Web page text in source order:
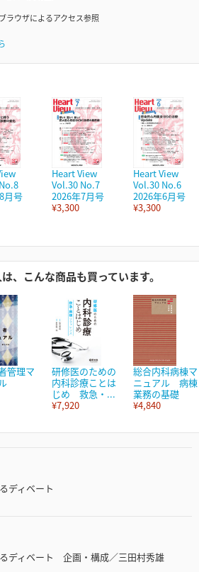
ラウザによるアクセス参照
月号
Heart View
Vol.30 No.7
2026年7月号
¥3,300
Heart View
Vol.30 No.6
2026年6月号
¥3,300
、こんな商品も買っています。
管理マ
研修医のための
内科診療ことは
じめ 救急・...
¥7,920
総合内科病棟マ
ニュアル 病棟
業務の基礎
¥4,840
ディベート
ディベート 企画・構成／三田村秀雄